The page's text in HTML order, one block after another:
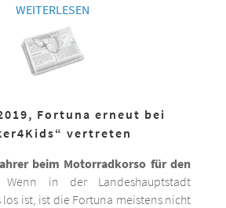
WEITERLESEN
Fortuna erneut bei
vertreten
beim Motorradkorso für den
Wenn in der Landeshauptstadt
los ist, ist die Fortuna meistens nicht